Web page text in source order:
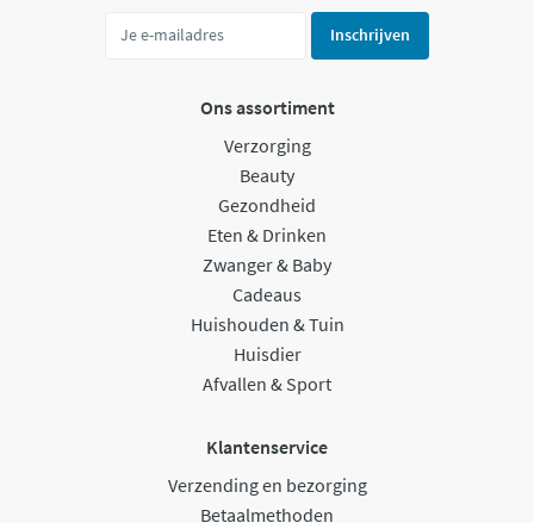
Inschrijven
Ons assortiment
Verzorging
Beauty
Gezondheid
Eten & Drinken
Zwanger & Baby
Cadeaus
Huishouden & Tuin
Huisdier
Afvallen & Sport
Klantenservice
Verzending en bezorging
Betaalmethoden